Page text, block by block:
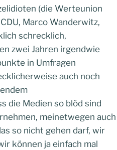
(die Werteunion
Marco Wanderwitz,
schrecklich,
zwei Jahren irgendwie
in Umfragen
auch noch
die Medien so blöd sind
meinetwegen auch
so nicht gehen darf, wir
können ja einfach mal